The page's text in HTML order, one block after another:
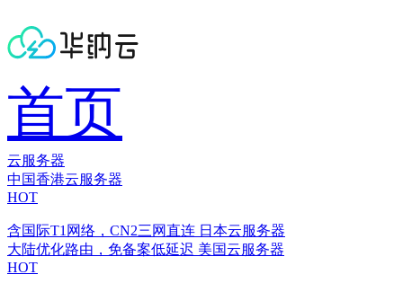
首页
云服务器
中国香港云服务器
HOT
含国际T1网络，CN2三网直连 日本云服务器
大陆优化路由，免备案低延迟 美国云服务器
HOT